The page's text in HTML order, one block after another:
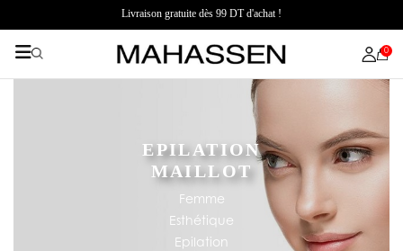
Livraison gratuite dès 99 DT d'achat !
0
EPILATION
MAILLOT
Femme
Esthétique
Epilation